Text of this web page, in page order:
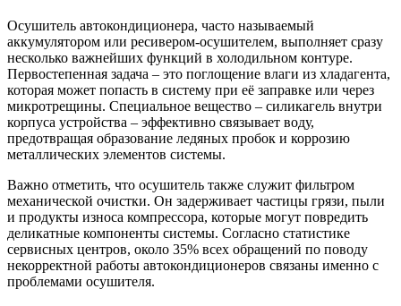
Осушитель автокондиционера, часто называемый
аккумулятором или ресивером-осушителем, выполняет сразу
несколько важнейших функций в холодильном контуре.
Первостепенная задача – это поглощение влаги из хладагента,
которая может попасть в систему при её заправке или через
микротрещины. Специальное вещество – силикагель внутри
корпуса устройства – эффективно связывает воду,
предотвращая образование ледяных пробок и коррозию
металлических элементов системы.
Важно отметить, что осушитель также служит фильтром
механической очистки. Он задерживает частицы грязи, пыли
и продукты износа компрессора, которые могут повредить
деликатные компоненты системы. Согласно статистике
сервисных центров, около 35% всех обращений по поводу
некорректной работы автокондиционеров связаны именно с
проблемами осушителя.